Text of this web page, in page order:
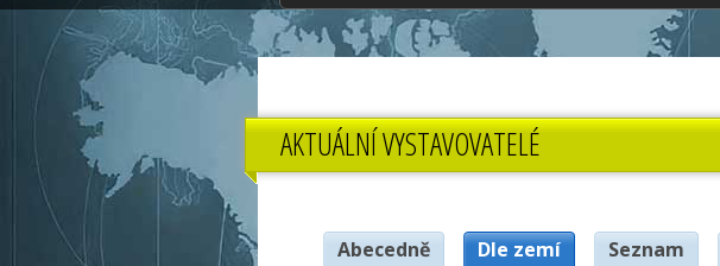
AKTUÁLNÍ VYSTAVOVATELÉ
Abecedně Dle zemí Seznam